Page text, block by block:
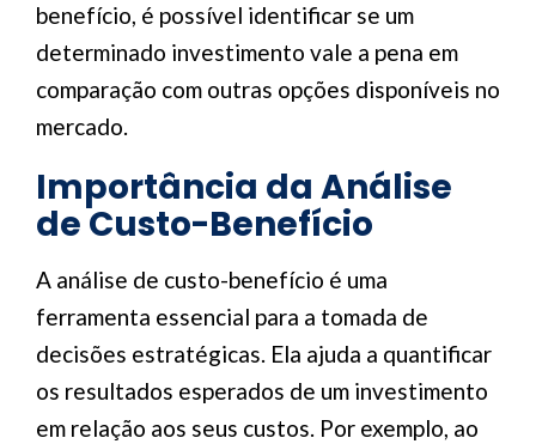
benefício, é possível identificar se um
determinado investimento vale a pena em
comparação com outras opções disponíveis no
mercado.
Importância da Análise
de Custo-Benefício
A análise de custo-benefício é uma
ferramenta essencial para a tomada de
decisões estratégicas. Ela ajuda a quantificar
os resultados esperados de um investimento
em relação aos seus custos. Por exemplo, ao